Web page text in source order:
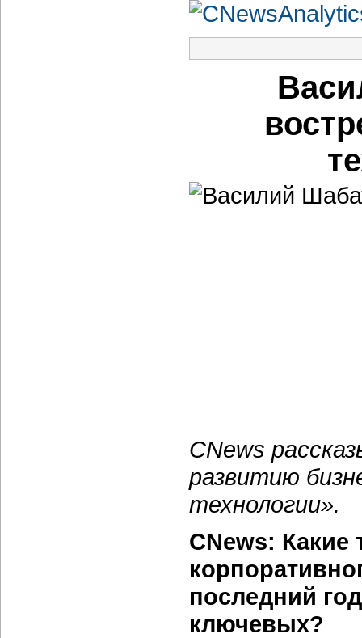
CNews
развитию
технологии».
CNews: Какие
последний
ключевых?